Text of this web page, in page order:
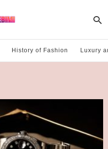
History of Fashion Luxury